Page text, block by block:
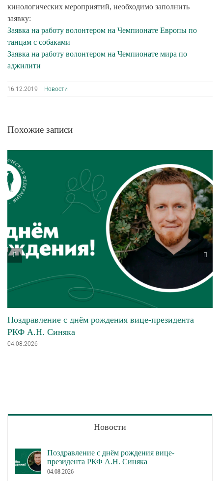
кинологических мероприятий, необходимо заполнить
заявку:
Заявка на работу волонтером на Чемпионате Европы по
танцам с собаками
Заявка на работу волонтером на Чемпионате мира по
аджилити
16.12.2019 Новости
Похожие записи
Поздравление с днём рождения вице-президента
РКФ А.Н. Синяка
04.08.2026
Новости
Поздравление с днём рождения вице-
президента РКФ А.Н. Синяка
04.08.2026